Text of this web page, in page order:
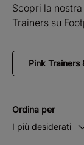
Scopri la
Trainers su
Pink Trainers
Ordina per
I più desiderati